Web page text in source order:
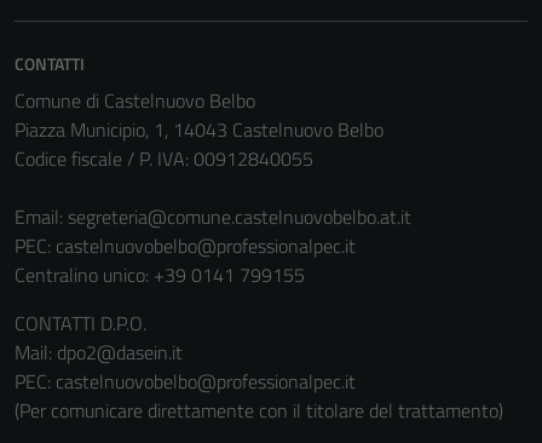
CONTATTI
Comune di Castelnuovo Belbo
Piazza Municipio, 1, 14043 Castelnuovo Belbo
Codice fiscale / P. IVA: 00912840055
Email: segreteria@comune.castelnuovobelbo.at.it
PEC: castelnuovobelbo@professionalpec.it
Centralino unico: +39 0141 799155
CONTATTI D.P.O.
Mail: dpo2@dasein.it
PEC: castelnuovobelbo@professionalpec.it
(Per comunicare direttamente con il titolare del trattamento)